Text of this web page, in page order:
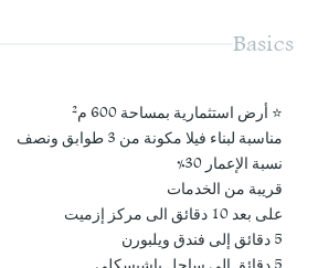
Basics
⭐ أرض استثمارية بمساحة 600 م²
مناسبة لبناء فيلا مكونة من 3 طوابق ونصف
نسبة الإعمار 30%
قريبة من الخدمات
على بعد 10 دقائق الى مركز إزميت
5 دقائق إلى فندق ويلبورن